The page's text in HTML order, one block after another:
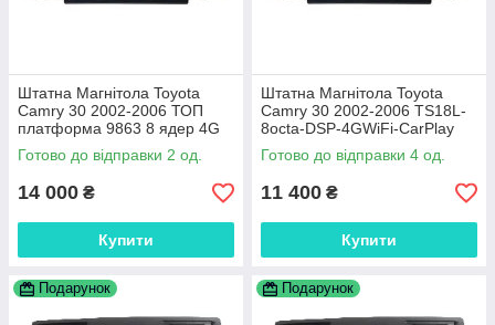
Штатна Магнітола Toyota
Camry 30 2002-2006 ТОП
платформа 9863 8 ядер 4G
DSP
Готово до відправки 2 од.
14 000 ₴
Купити
Штатна Магнітола Toyota
Camry 30 2002-2006 TS18L-
8octa-DSP-4GWiFi-CarPlay
Готово до відправки 4 од.
11 400 ₴
Купити
Подарунок Подарунок